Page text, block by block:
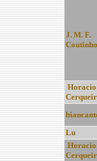
J. M. F.
Coutinho
Horacio
Lu
Horacio